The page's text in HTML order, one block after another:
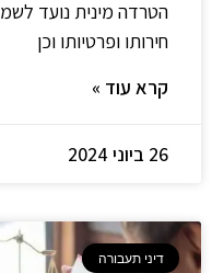
הטרדה מינית נועד
חירותו ופרטיותו וכן
קרא עוד »
26 ביוני 2024
דיני תעבורה